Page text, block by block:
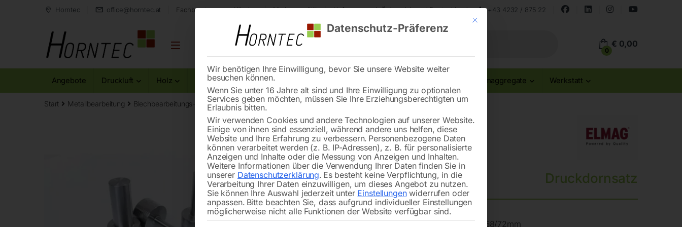
Horntec office@horntec.at Fachberatung aus Kärnten Markenqualität Lieferung nach Österreich und Deutschland +43 4232 / 875 22
0
€ 0,00
Angebote Druckluft Holz Metall Reinigung Stromaggregate Werkstatt
Start Metallbearbeitung Blechbearbeitungs-Zubehör Druckdornsatz
🔍
Druckdornsatz
für PREMIUM WPMEH 30/60/100Ø 18/33/45/58/72mm
Mit diesem Button wird der Dialog geschlossen. Seine Funktionalität ist
Datenschutz-Präferenz
Wir benötigen Ihre Einwilligung, bevor Sie unsere Website weiter
besuchen können.
Wenn Sie unter 16 Jahre alt sind und Ihre Einwilligung zu optionalen
Services geben möchten, müssen Sie Ihre Erziehungsberechtigten um
Erlaubnis bitten.
Wir verwenden Cookies und andere Technologien auf unserer Website.
Einige von ihnen sind essenziell, während andere uns helfen, diese
Website und Ihre Erfahrung zu verbessern. Personenbezogene Daten
können verarbeitet werden (z. B. IP-Adressen), z. B. für personalisierte
Anzeigen und Inhalte oder die Messung von Anzeigen und Inhalten.
Weitere Informationen über die Verwendung Ihrer Daten finden Sie in
unserer Datenschutzerklärung. Es besteht keine Verpflichtung, in die
Verarbeitung Ihrer Daten einzuwilligen, um dieses Angebot zu nutzen.
Sie können Ihre Auswahl jederzeit unter Einstellungenwiderrufen oder
anpassen. Bitte beachten Sie, dass aufgrund individueller Einstellungen
möglicherweise nicht alle Funktionen der Website verfügbar sind.